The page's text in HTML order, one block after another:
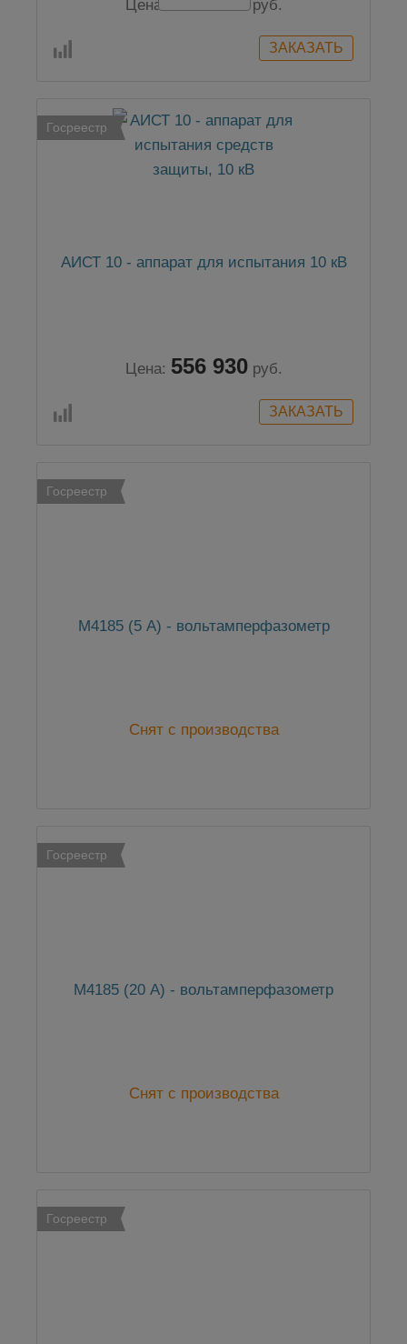
Цена: руб.
Госреестр
АИСТ 10 - аппарат для испытания 10 кВ
Цена: 556 930 руб.
Госреестр
М4185 (5 А) - вольтамперфазометр
Снят с производства
Госреестр
М4185 (20 А) - вольтамперфазометр
Снят с производства
Госреестр